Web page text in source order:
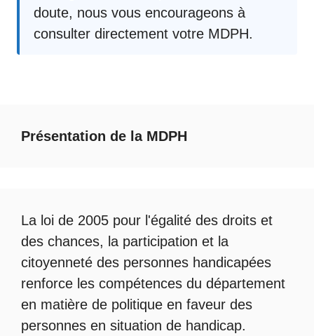
doute, nous vous encourageons à
consulter directement votre MDPH.
Présentation de la MDPH
La loi de 2005 pour l'égalité des droits et
des chances, la participation et la
citoyenneté des personnes handicapées
renforce les compétences du département
en matière de politique en faveur des
personnes en situation de handicap.